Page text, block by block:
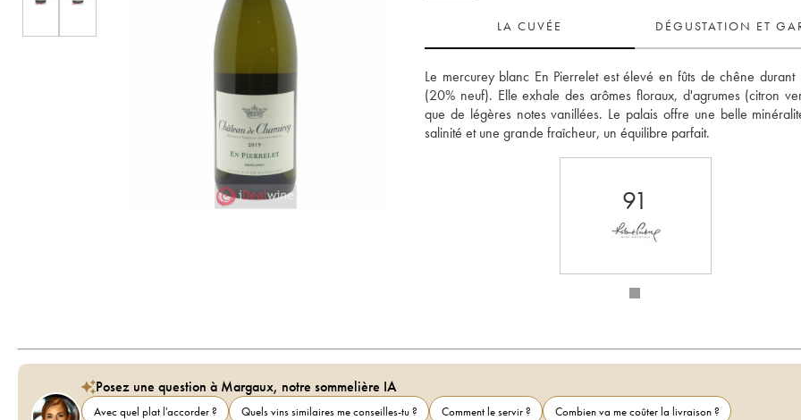
LA CUVÉE DÉGUSTATION ET
Le mercurey blanc En Pierrelet est élevé en fûts de chêne durant
(20% neuf). Elle exhale des arômes floraux, d'agrumes (citron
que de légères notes vanillées. Le palais offre une belle
salinité et une grande fraîcheur, un équilibre parfait.
91
Posez une question à Margaux, notre sommelière IA
Avec quel plat l'accorder ? Quels vins similaires me conseilles-tu ? Comment le servir ?
Combien va me coûter la livraison ?